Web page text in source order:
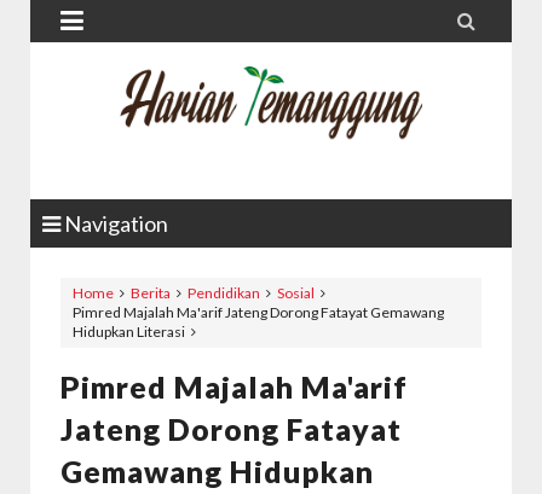
 
Navigation
Home Berita Pendidikan
Sosial
Pimred Majalah Ma'arif Jateng Dorong Fatayat Gemawang
Hidupkan Literasi
Pimred Majalah Ma'arif
Jateng Dorong Fatayat
Gemawang Hidupkan